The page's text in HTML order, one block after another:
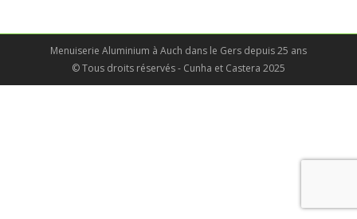
Menuiserie Aluminium à Auch dans le Gers depuis 25 ans
© Tous droits réservés - Cunha et Castera 2025